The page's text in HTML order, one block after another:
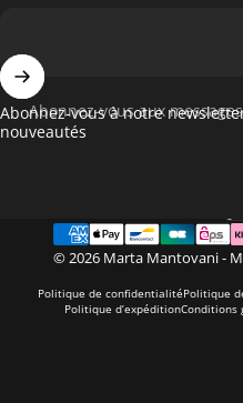
Abonnez-vous aux
Abonnez-vous à notre
nouveautés
© 2026 Marta Mantovani -
Politique de confidentialitéPolitique
Politique d’expéditionConditions